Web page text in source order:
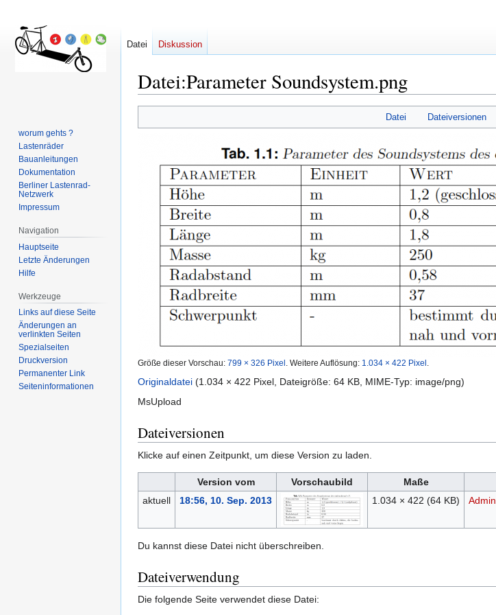
Datei:Parameter Soundsystem.png
Navigation
Suche
Datei Dateiversionen
Größe dieser Vorschau: 799 × 326 Pixel Weitere Auflösung: 1.034 × 422 Pixel
Originaldatei (1.034 × 422 Pixel, Dateigröße: 64 KB, MIME-Typ: image/png)
MsUpload
Dateiversionen
Klicke auf einen Zeitpunkt, um diese Version zu laden.
Version vom Vorschaubild Maße
aktuell
18:56, 10. Sep. 2013 1.034 × 422 (64 KB) Admin
Du kannst diese Datei nicht überschreiben.
Dateiverwendung
Die folgende Seite verwendet diese Datei:
Datei Diskussion
worum gehts ?
Lastenräder
Bauanleitungen
Dokumentation
Berliner Lastenrad-
Netzwerk
Impressum
Navigation
Hauptseite
Letzte Änderungen
Hilfe
Werkzeuge
Links auf diese Seite
Änderungen an
verlinkten Seiten
Spezialseiten
Druckversion
Permanenter Link
Seiten­informationen